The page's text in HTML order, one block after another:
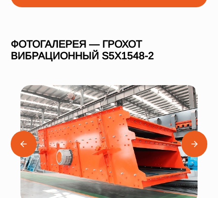
ФОТОГАЛЕРЕЯ — ГРОХОТ
ВИБРАЦИОННЫЙ S5X1548-2